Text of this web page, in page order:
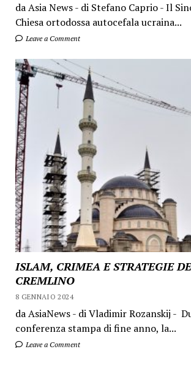
da Asia News - di Stefano Caprio - Il
Chiesa ortodossa autocefala ucraina...
Leave a Comment
ISLAM, CRIMEA E STRATEGIE
CREMLINO
8 GENNAIO 2024
da AsiaNews - di Vladimir Rozanskij -
conferenza stampa di fine anno, la...
Leave a Comment